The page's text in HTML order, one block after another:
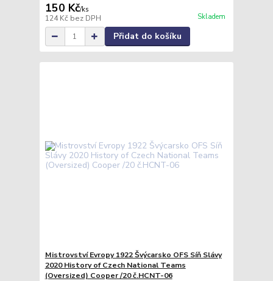
150 Kč/ks
124 Kč bez DPH Skladem
Přidat do košíku
Mistrovství Evropy 1922 Švýcarsko OFS Síň Slávy
2020 History of Czech National Teams
(Oversized) Cooper /20 č.HCNT-06